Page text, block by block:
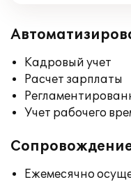
Кадровый учет
Расчет зарплаты
Учет рабочего
Ежемесячно